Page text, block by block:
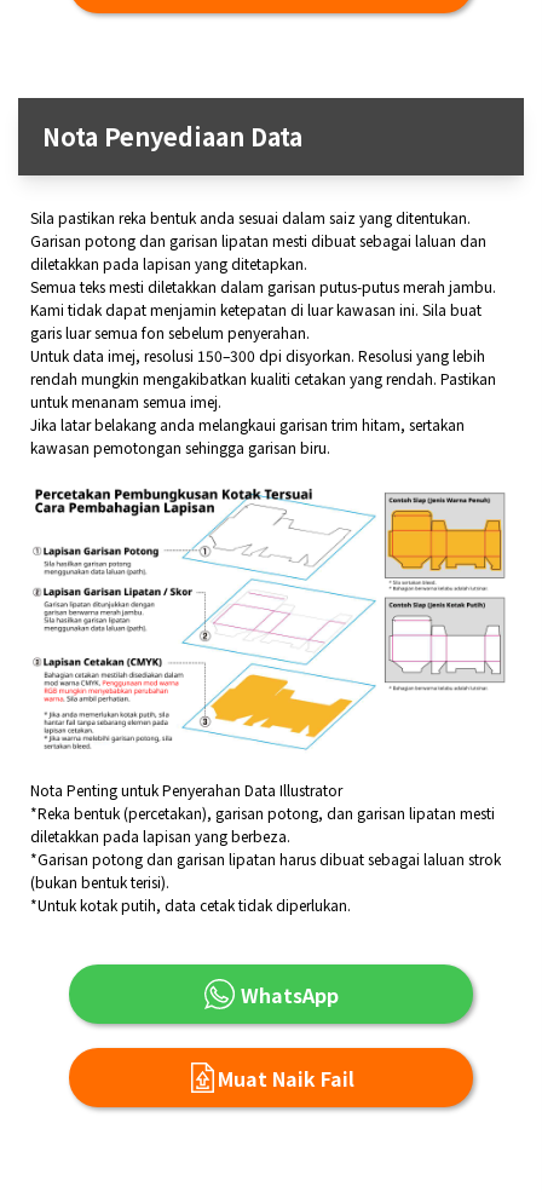
Nota Penyediaan Data
Sila pastikan reka bentuk anda sesuai dalam saiz yang ditentukan.
Garisan potong dan garisan lipatan mesti dibuat sebagai laluan dan
diletakkan pada lapisan yang ditetapkan.
Semua teks mesti diletakkan dalam garisan putus-putus merah jambu.
Kami tidak dapat menjamin ketepatan di luar kawasan ini. Sila buat
garis luar semua fon sebelum penyerahan.
Untuk data imej, resolusi 150–300 dpi disyorkan. Resolusi yang lebih
rendah mungkin mengakibatkan kualiti cetakan yang rendah. Pastikan
untuk menanam semua imej.
Jika latar belakang anda melangkaui garisan trim hitam, sertakan
kawasan pemotongan sehingga garisan biru.
Nota Penting untuk Penyerahan Data Illustrator
*Reka bentuk (percetakan), garisan potong, dan garisan lipatan mesti
diletakkan pada lapisan yang berbeza.
*Garisan potong dan garisan lipatan harus dibuat sebagai laluan strok
(bukan bentuk terisi).
*Untuk kotak putih, data cetak tidak diperlukan.
WhatsApp
Muat Naik Fail